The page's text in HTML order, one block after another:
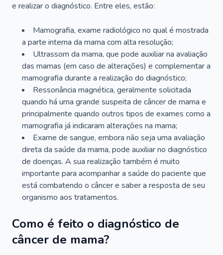
e realizar o diagnóstico. Entre eles, estão:
Mamografia, exame radiológico no qual é mostrada
a parte interna da mama com alta resolução;
Ultrassom da mama, que pode auxiliar na avaliação
das mamas (em caso de alterações) e complementar a
mamografia durante a realização do diagnóstico;
Ressonância magnética, geralmente solicitada
quando há uma grande suspeita de câncer de mama e
principalmente quando outros tipos de exames como a
mamografia já indicaram alterações na mama;
Exame de sangue, embora não seja uma avaliação
direta da saúde da mama, pode auxiliar no diagnóstico
de doenças. A sua realização também é muito
importante para acompanhar a saúde do paciente que
está combatendo o câncer e saber a resposta de seu
organismo aos tratamentos.
Como é feito o diagnóstico de
câncer de mama?